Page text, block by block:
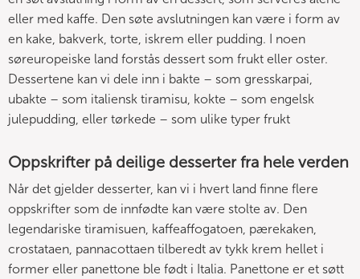
eller med kaffe. Den søte avslutningen kan være i form av
en kake, bakverk, torte, iskrem eller pudding. I noen
søreuropeiske land forstås dessert som frukt eller oster.
Dessertene kan vi dele inn i bakte – som gresskarpai,
ubakte – som italiensk tiramisu, kokte – som engelsk
julepudding, eller tørkede – som ulike typer frukt
Oppskrifter på deilige desserter fra hele verden
Når det gjelder desserter, kan vi i hvert land finne flere
oppskrifter som de innfødte kan være stolte av. Den
legendariske tiramisuen, kaffeaffogatoen, pærekaken,
crostataen, pannacottaen tilberedt av tykk krem hellet i
former eller panettone ble født i Italia. Panettone er et søtt